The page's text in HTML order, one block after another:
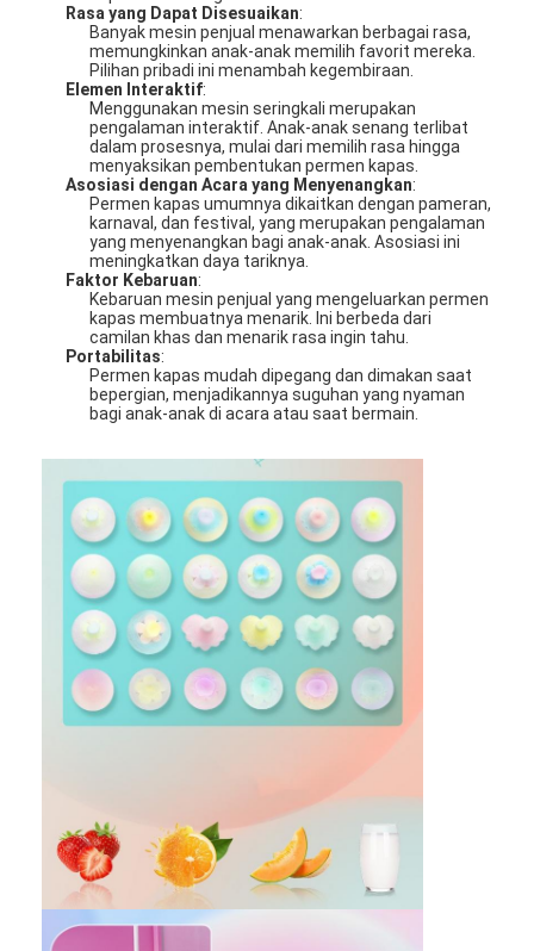
Mesin Hadiah Klip
Mesin Punch Boxing
mesin permainan arcade
Taman Hiburan Bumper Car
Arcade Air Hockey Meja
Kiddie Ride yang dioperasikan dengan koin
Carousel Kids Ride
Mesin Arcade Balapan
Rasa yang Dapat Disesuaikan:
Banyak mesin penjual menawarkan berbagai rasa,
memungkinkan anak-anak memilih favorit mereka.
Pilihan pribadi ini menambah kegembiraan.
Elemen Interaktif:
Menggunakan mesin seringkali merupakan
pengalaman interaktif. Anak-anak senang terlibat
dalam prosesnya, mulai dari memilih rasa hingga
menyaksikan pembentukan permen kapas.
Asosiasi dengan Acara yang Menyenangkan:
Permen kapas umumnya dikaitkan dengan pameran,
karnaval, dan festival, yang merupakan pengalaman
yang menyenangkan bagi anak-anak. Asosiasi ini
meningkatkan daya tariknya.
Faktor Kebaruan:
Kebaruan mesin penjual yang mengeluarkan permen
kapas membuatnya menarik. Ini berbeda dari
camilan khas dan menarik rasa ingin tahu.
Portabilitas:
Permen kapas mudah dipegang dan dimakan saat
bepergian, menjadikannya suguhan yang nyaman
bagi anak-anak di acara atau saat bermain.